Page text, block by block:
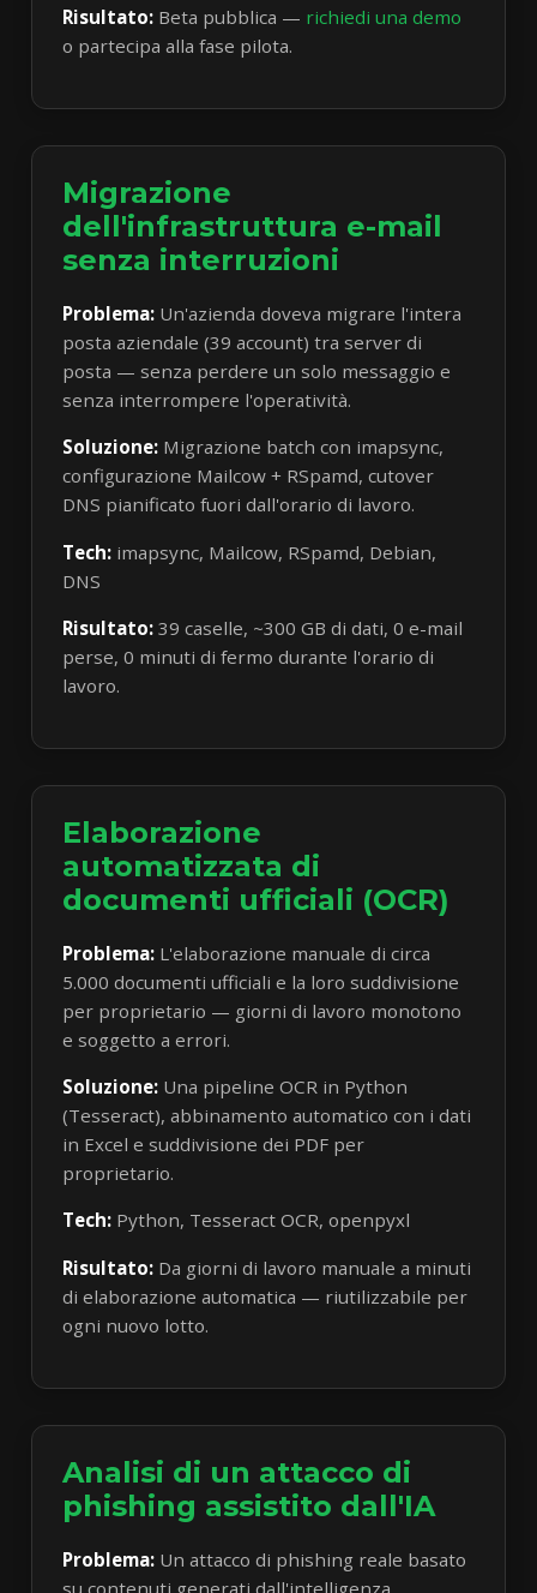
Risultato: Beta pubblica — richiedi una demo
o partecipa alla fase pilota.
Migrazione
dell'infrastruttura e-mail
senza interruzioni
Problema: Un'azienda doveva migrare l'intera
posta aziendale (39 account) tra server di
posta — senza perdere un solo messaggio e
senza interrompere l'operatività.
Soluzione: Migrazione batch con imapsync,
configurazione Mailcow + RSpamd, cutover
DNS pianificato fuori dall'orario di lavoro.
Tech: imapsync, Mailcow, RSpamd, Debian,
DNS
Risultato: 39 caselle, ~300 GB di dati, 0 e-mail
perse, 0 minuti di fermo durante l'orario di
lavoro.
Elaborazione
automatizzata di
documenti ufficiali (OCR)
Problema: L'elaborazione manuale di circa
5.000 documenti ufficiali e la loro suddivisione
per proprietario — giorni di lavoro monotono
e soggetto a errori.
Soluzione: Una pipeline OCR in Python
(Tesseract), abbinamento automatico con i dati
in Excel e suddivisione dei PDF per
proprietario.
Tech: Python, Tesseract OCR, openpyxl
Risultato: Da giorni di lavoro manuale a minuti
di elaborazione automatica — riutilizzabile per
ogni nuovo lotto.
Analisi di un attacco di
phishing assistito dall'IA
Problema: Un attacco di phishing reale basato
su contenuti generati dall'intelligenza